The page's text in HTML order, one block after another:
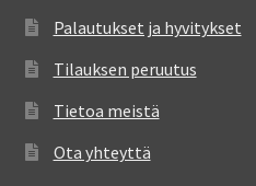
Palautukset ja hyvitykset
Tilauksen peruutus
Tietoa meistä
Ota yhteyttä